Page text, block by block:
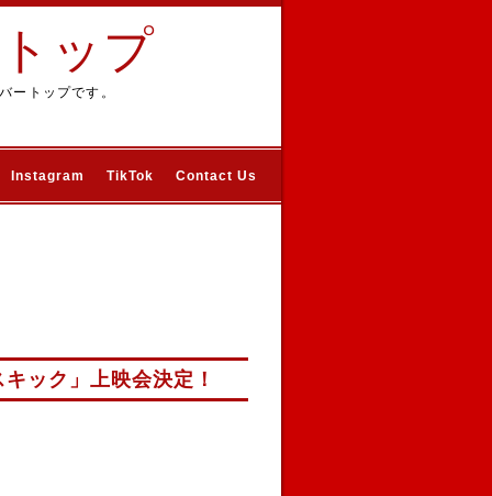
ップ
ートップです。
Instagram TikTok Contact Us
ック」上映会決定！